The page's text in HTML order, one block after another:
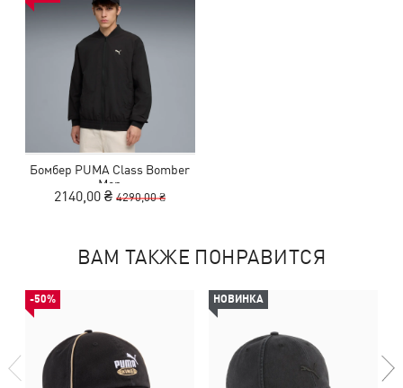
Бомбер PUMA Class Bomber
Men
2140,00 ₴4290,00 ₴
ВАМ ТАКЖЕ ПОНРАВИТСЯ
-50% НОВИНКА